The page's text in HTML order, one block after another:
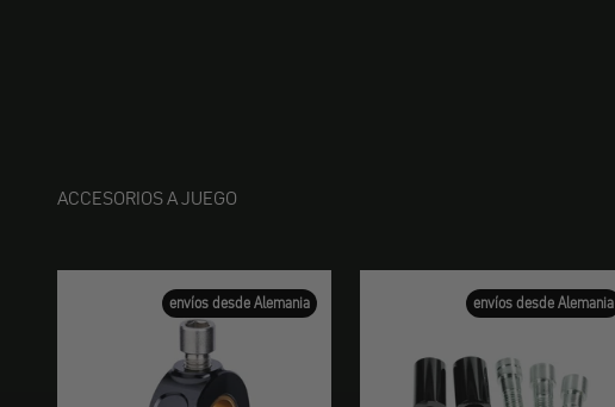
ACCESORIOS A JUEGO
envíos desde Alemania envíos desde Alemania